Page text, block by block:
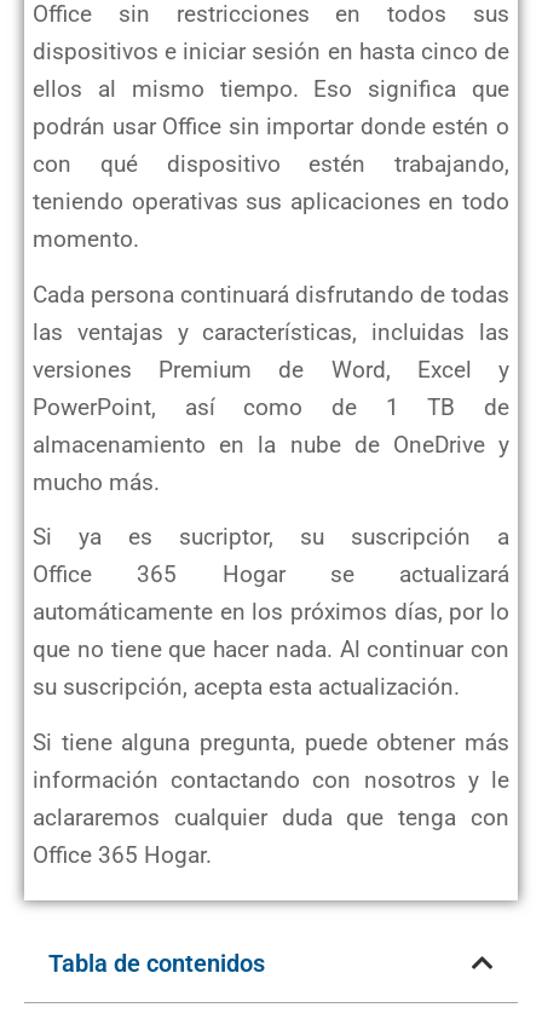
Office sin restricciones en todos sus
dispositivos e iniciar sesión en hasta cinco de
ellos al mismo tiempo. Eso significa que
podrán usar Office sin importar donde estén o
con qué dispositivo estén trabajando,
teniendo operativas sus aplicaciones en todo
momento.
Cada persona continuará disfrutando de todas
las ventajas y características, incluidas las
versiones Premium de Word, Excel y
PowerPoint, así como de 1 TB de
almacenamiento en la nube de OneDrive y
mucho más.
Si ya es sucriptor, su suscripción a
Office 365 Hogar se actualizará
automáticamente en los próximos días, por lo
que no tiene que hacer nada. Al continuar con
su suscripción, acepta esta actualización.
Si tiene alguna pregunta, puede obtener más
información contactando con nosotros y le
aclararemos cualquier duda que tenga con
Office 365 Hogar.
Tabla de contenidos